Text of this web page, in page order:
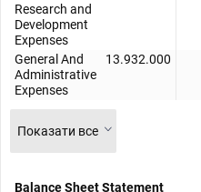
Research and
Development
Expenses
General And
Administrative
Expenses
13.932.000
Показати все
Balance Sheet Statement